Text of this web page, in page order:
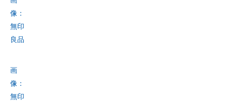
像：
無印
良品
画
像：
無印